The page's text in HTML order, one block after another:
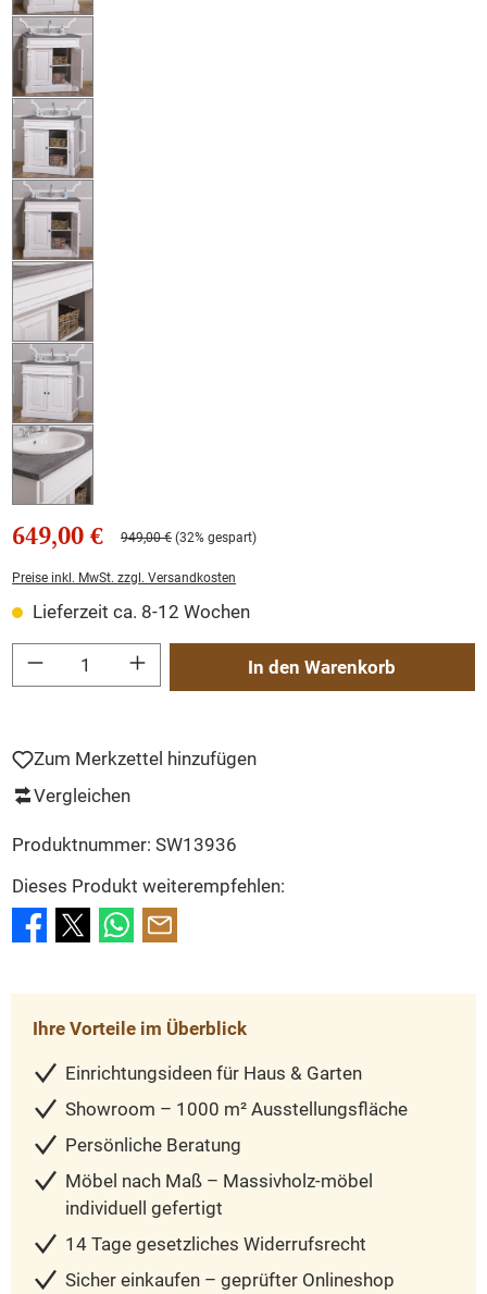
649,00 € 949,00 € (32% gespart)
Preise inkl. MwSt. zzgl. Versandkosten
Lieferzeit ca. 8-12 Wochen
Produkt Anzahl: Gib den gewünschten Wert ein oder benutze die Schaltflächen
In den Warenkorb
Zum Merkzettel hinzufügen
Vergleichen
Produktnummer: SW13936
Dieses Produkt weiterempfehlen:
Ihre Vorteile im Überblick
Einrichtungsideen für Haus & Garten
Showroom – 1000 m² Ausstellungsfläche
Persönliche Beratung
Möbel nach Maß – Massivholz-möbel
individuell gefertigt
14 Tage gesetzliches Widerrufsrecht
Sicher einkaufen – geprüfter Onlineshop